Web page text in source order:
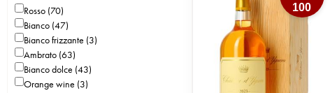
Rosso (70)
Bianco (47)
Bianco frizzante (3)
Ambrato (63)
Bianco dolce (43)
Orange wine (3)
100